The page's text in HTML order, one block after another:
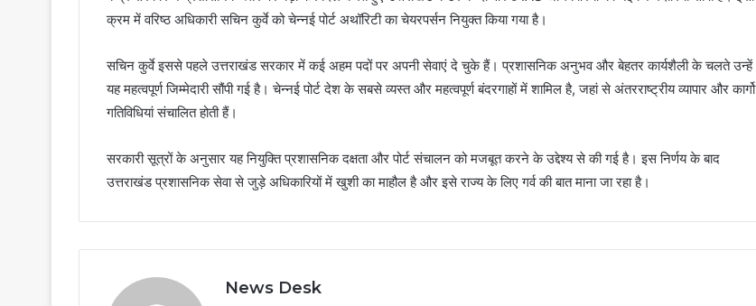
क्रम में वरिष्ठ अधिकारी सचिन कुर्वे को चेन्नई पोर्ट अथॉरिटी का चेयरपर्सन नियुक्त किया गया है।
सचिन कुर्वे इससे पहले उत्तराखंड सरकार में कई अहम पदों पर अपनी सेवाएं दे चुके हैं। प्रशासनिक अनुभव और बेहतर कार्यशैली के चलते उन्हें
यह महत्वपूर्ण जिम्मेदारी सौंपी गई है। चेन्नई पोर्ट देश के सबसे व्यस्त और महत्वपूर्ण बंदरगाहों में शामिल है, जहां से अंतरराष्ट्रीय व्यापार और कार्गो
गतिविधियां संचालित होती हैं।
सरकारी सूत्रों के अनुसार यह नियुक्ति प्रशासनिक दक्षता और पोर्ट संचालन को मजबूत करने के उद्देश्य से की गई है। इस निर्णय के बाद
उत्तराखंड प्रशासनिक सेवा से जुड़े अधिकारियों में खुशी का माहौल है और इसे राज्य के लिए गर्व की बात माना जा रहा है।
News Desk